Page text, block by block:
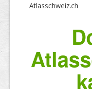
Atlasschweiz.ch